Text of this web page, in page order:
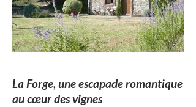
La Forge, une escapade romantique
au cœur des vignes